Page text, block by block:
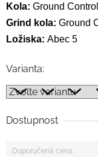
Kola: Ground
Grind kola: Ground
Ložiska: Abec 5
Varianta:
Dostupnost